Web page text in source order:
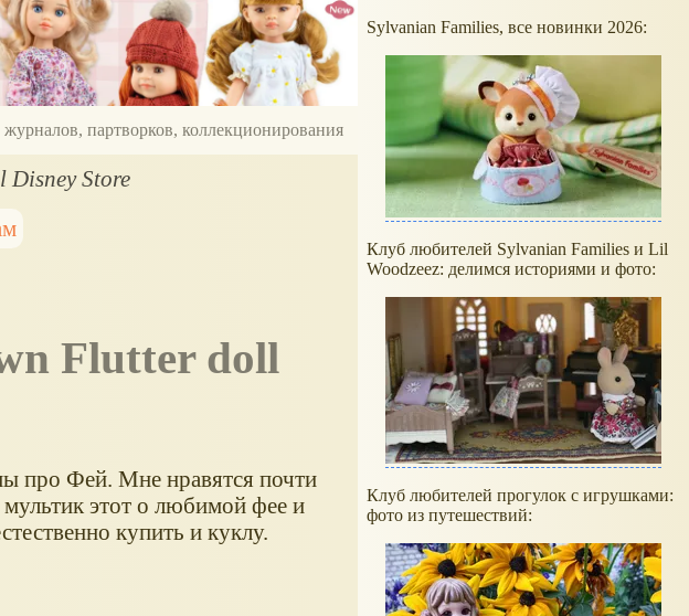
партворков, коллекционирования
Store
про Фей. Мне нравятся почти
этот о любимой фее и
купить и куклу.
Sylvanian Families, все новинки 2026:
Клуб любителей Sylvanian Families и Lil
Woodzeez: делимся историями и фото:
Клуб любителей прогулок с игрушками:
фото из путешествий: